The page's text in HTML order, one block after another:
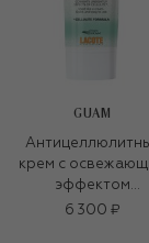
GUAM
крем с
эффектом
Fangocrema
6 300 ₽